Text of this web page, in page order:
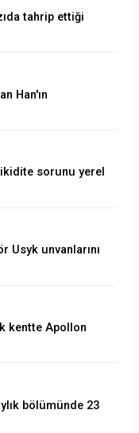
tahrip ettiği
Han'ın
sorunu yerel
Usyk unvanlarını
kentte Apollon
bölümünde 23